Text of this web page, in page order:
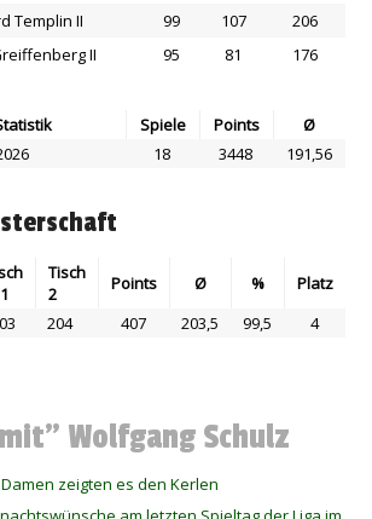
Templin II 99 107
206
II 95 81 176
Spiele Points
Ø
18 3448 191,56
1
Tisch
2
Points Ø %
Platz
204 407 203,5 99,5 4
Wolfgang Schulz
zeigten es den Kerlen